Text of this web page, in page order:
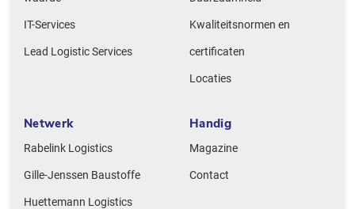
IT-Services
Lead Logistic Services
Kwaliteitsnormen en
certificaten
Locaties
Netwerk
Rabelink Logistics
Gille-Jenssen Baustoffe
Huettemann Logistics
Handig
Magazine
Contact